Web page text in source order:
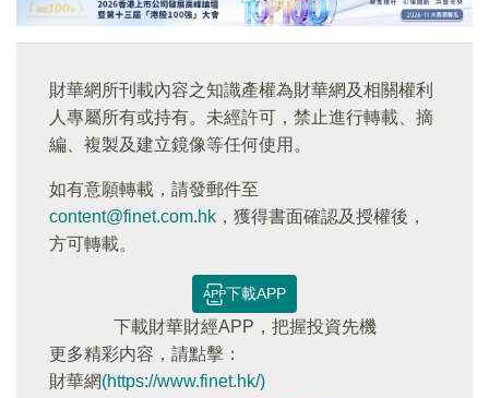
財華網所刊載內容之知識產權為財華網及相關權利
人專屬所有或持有。未經許可，禁止進行轉載、摘
編、複製及建立鏡像等任何使用。
如有意願轉載，請發郵件至
content@finet.com.hk ，獲得書面確認及授權後，
方可轉載。
下載APP
下載財華財經APP，把握投資先機
更多精彩内容，請點擊：
財華網(https://www.finet.hk/)